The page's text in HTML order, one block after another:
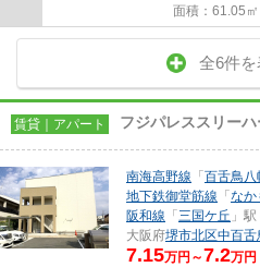
面積：61.05㎡
全6件を
賃貸｜アパート フジパレススリー
南海高野線 「 百舌鳥八
地下鉄御堂筋線 「 なか
阪和線 「 三国ケ丘 」
大阪府堺市北区中百舌
7.15万円～7.2万円